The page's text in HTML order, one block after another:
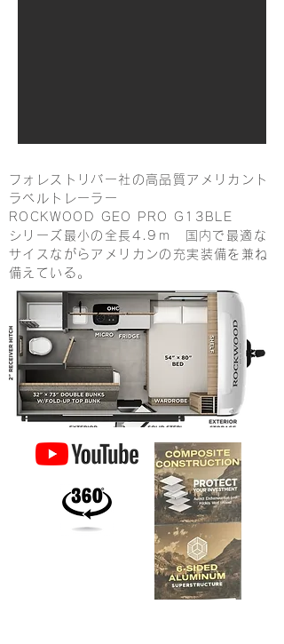
フォレストリバー社の高品質アメリカント
ラベルトレーラー
ROCKWOOD GEO PRO G13BLE
シリーズ最小の全長4.9ｍ 国内で最適な
サイスながらアメリカンの充実装備を兼ね
備えている。